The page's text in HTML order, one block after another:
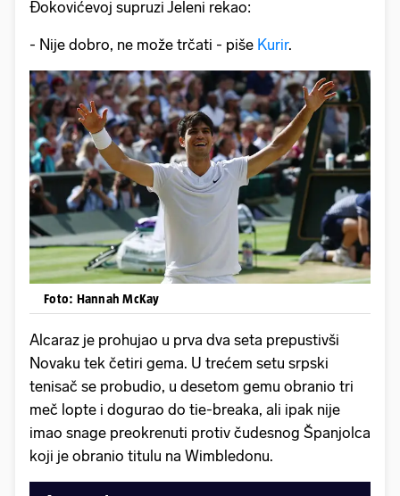
Đokovićevoj supruzi Jeleni rekao:
- Nije dobro, ne može trčati - piše Kurir.
Foto: Hannah McKay
Alcaraz je prohujao u prva dva seta prepustivši
Novaku tek četiri gema. U trećem setu srpski
tenisač se probudio, u desetom gemu obranio tri
meč lopte i dogurao do tie-breaka, ali ipak nije
imao snage preokrenuti protiv čudesnog Španjolca
koji je obranio titulu na Wimbledonu.